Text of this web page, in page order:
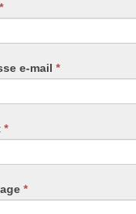
*
e-mail *
*
*